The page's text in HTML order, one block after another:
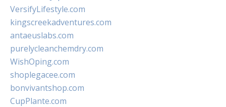
VersifyLifestyle.com
kingscreekadventures.com
antaeuslabs.com
purelycleanchemdry.com
WishOping.com
shoplegacee.com
bonvivantshop.com
CupPlante.com